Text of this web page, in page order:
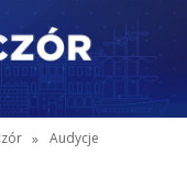
» Audycje